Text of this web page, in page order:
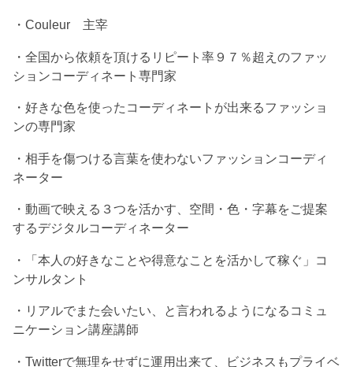
・Couleur 主宰
・全国から依頼を頂けるリピート率９７％超えのファッ
ションコーディネート専門家
・好きな色を使ったコーディネートが出来るファッショ
ンの専門家
・相手を傷つける言葉を使わないファッションコーディ
ネーター
・動画で映える３つを活かす、空間・色・字幕をご提案
するデジタルコーディネーター
・「本人の好きなことや得意なことを活かして稼ぐ」コ
ンサルタント
・リアルでまた会いたい、と言われるようになるコミュ
ニケーション講座講師
・Twitterで無理をせずに運用出来て、ビジネスもプライベ